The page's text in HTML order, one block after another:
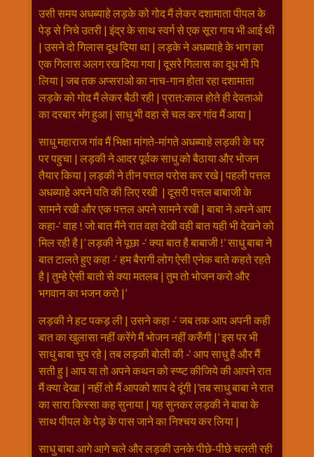
उसी समय अधब्याहे लड़के को गोद मैं लेकर दशामाता पीपल के
पेड़ से निचे उतरी | इंद्र के साथ स्वर्ग से एक सूरा गाय भी आई थी
| उसने दो गिलास दूध दिया था | लड़के ने अधब्याहे के भाग का
एक गिलास अलग रख दिया गया | दूसरे गिलास का दूध भी पि
लिया | जब तक अप्सराओ का नाच-गान होता रहा दशामाता
लड़के को गोद मैं लेकर बैठी रही | प्रात:काल होते ही देवताओ
का दरबार भंग हुआ | साधु भी वहा से चल कर गांव मैं आया |
साधु महाराज गांव मैं भिक्षा मांगते-मांगते अधब्याहे लड़की के घर
पर पहुचा | लड़की ने आदर पूर्वक साधु को बैठाया और भोजन
तैयार किया | लड़की ने तीन पत्तल परोस कर रखे | पहली पत्तल
अधब्याहे अपने पति की लिए रखी | दूसरी पत्तल बाबाजी के
सामने रखी और एक पत्तल अपने सामने रखी | बाबा ने अपने आप
कहा-‘ वाह ! जो बात मैंने रात वहा देखी वही बात यही भी देखने को
मिल रही है |’ लड़की ने पूछा -‘ क्या बात है बाबाजी !’ साधु बाबा ने
बात टालते हुए कहा -‘ हम बैरागी लोग ऐसी एनेक बाते कहते रहते
है | तुम्हे ऐसी बातो से क्या मतलब | तुम तो भोजन करो और
भगवान का भजन करो |’
लड़की ने हट पकड़ ली | उसने कहा -‘ जब तक आप अपनी कही
बात का खुलासा नहीं करेंगे मैं भोजन नहीं करुँगी |’ इस पर भी
साधु बाबा चुप रहे | तब लड़की बोली की -‘ आप साधु है और मैं
सती हु | आप या तो अपने कथन को स्प्ष्ट कीजिये की आपने रात
मैं क्या देखा | नहीं तो मैं आपको शाप दे दूंगी |’तब साधु बाबा ने रात
का सारा किस्सा कह सुनाया | यह सुनकर लड़की ने बाबा के
साथ पीपल के पेड़ के पास जाने का निश्चय कर लिया |
साधु बाबा आगे आगे चले और लड़की उनके पीछे-पीछे चलती रही